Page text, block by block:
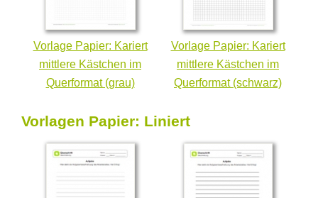
Vorlage Papier: Kariert
mittlere Kästchen im
Querformat (grau)
Vorlage Papier: Kariert
mittlere Kästchen im
Querformat (schwarz)
Vorlagen Papier: Liniert